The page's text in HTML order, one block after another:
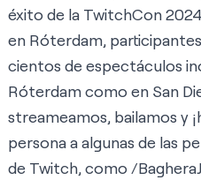
éxito de la TwitchCon
en Róterdam,
cientos de espectáculos
Róterdam como en San
streameamos, bailamos y
persona a algunas de las
de Twitch, como /